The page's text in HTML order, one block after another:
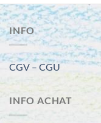
INFO
CGV – CGU
INFO ACHAT